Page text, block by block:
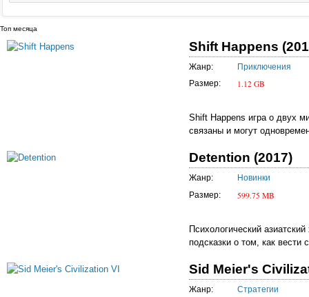
Топ месяца
Shift Happens
Жанр: Приключения
Размер: 1.12 GB
Shift Happens игра о двух
связаны и могут
Detention (2017)
Жанр: Новинки
Размер: 599.75 MB
Психологический
подсказки о том, как
Sid Meier's
Жанр: Стратегии